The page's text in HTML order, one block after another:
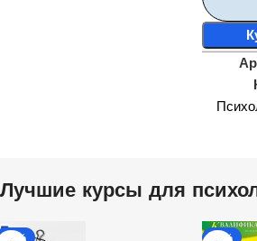
Лучшие курсы для
-31% -20%